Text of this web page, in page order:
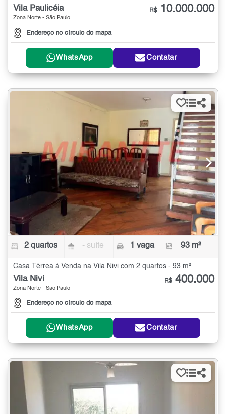
Vila Paulicéia
Zona Norte - São Paulo
Endereço no círculo do mapa
R$ 10.000.000
WhatsApp Contatar
2 quartos - suíte 1 vaga 93 m²
Casa Térrea à Venda na Vila Nivi com 2 quartos - 93 m²
Vila Nivi
Zona Norte - São Paulo
Endereço no círculo do mapa
R$ 400.000
WhatsApp Contatar